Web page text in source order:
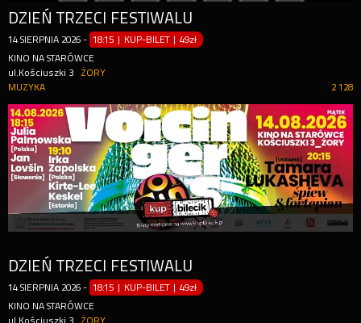
DZIEŃ TRZECI FESTIWALU
14 SIERPNIA 2026 - 18:15 | KUP-BILET |49zł
KINO NA STARÓWCE
ul.Kościuszki 3
ŻORY
2 128
MUZYKA
DZIEŃ TRZECI FESTIWALU
14 SIERPNIA 2026 - 18:15 | KUP-BILET |49zł
KINO NA STARÓWCE
ul.Kościuszki 3
ŻORY